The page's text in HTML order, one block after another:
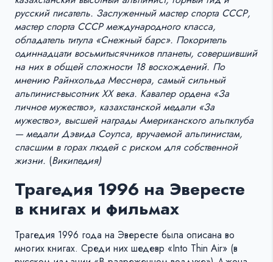
русский писатель. Заслуженный мастер спорта СССР,
мастер спорта СССР международного класса,
обладатель титула «Снежный барс». Покоритель
одиннадцати восьмитысячников планеты, совершивший
на них в общей сложности 18 восхождений. По
мнению Райнхольда Месснера, самый сильный
альпинист-высотник XX века. Кавалер ордена «За
личное мужество», казахстанской медали «За
мужество», высшей награды Американского альпклуба
— медали Дэвида Соулса, вручаемой альпинистам,
спасшим в горах людей с риском для собственной
жизни. (Википедия)
Трагедия 1996 на Эвересте
в книгах и фильмах
Трагедия 1996 года на Эвересте была описана во
многих книгах. Среди них шедевр «Into Thin Air» (в